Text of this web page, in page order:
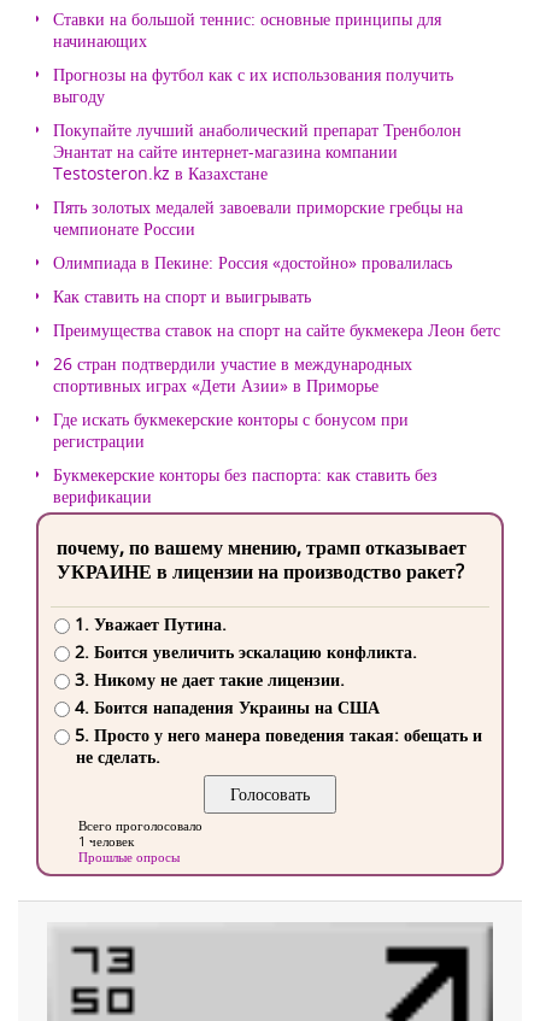
Ставки на большой теннис: основные принципы для
начинающих
Прогнозы на футбол как с их использования получить
выгоду
Покупайте лучший анаболический препарат Тренболон
Энантат на сайте интернет-магазина компании
Testosteron.kz в Казахстане
Пять золотых медалей завоевали приморские гребцы на
чемпионате России
Олимпиада в Пекине: Россия «достойно» провалилась
Как ставить на спорт и выигрывать
Преимущества ставок на спорт на сайте букмекера Леон бетс
26 стран подтвердили участие в международных
спортивных играх «Дети Азии» в Приморье
Где искать букмекерские конторы с бонусом при
регистрации
Букмекерские конторы без паспорта: как ставить без
верификации
почему, по вашему мнению, трамп отказывает
УКРАИНЕ в лицензии на производство ракет?
1. Уважает Путина.
2. Боится увеличить эскалацию конфликта.
3. Никому не дает такие лицензии.
4. Боится нападения Украины на США
5. Просто у него манера поведения такая: обещать и
не сделать.
Всего проголосовало
1 человек
Прошлые опросы